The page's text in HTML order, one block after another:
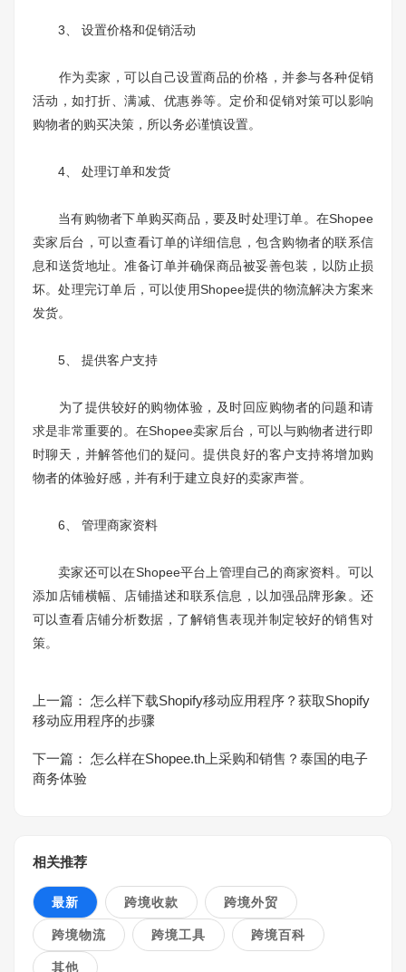
3、 设置价格和促销活动
作为卖家，可以自己设置商品的价格，并参与各种促销
活动，如打折、满减、优惠券等。定价和促销对策可以影响
购物者的购买决策，所以务必谨慎设置。
4、 处理订单和发货
当有购物者下单购买商品，要及时处理订单。在Shopee
卖家后台，可以查看订单的详细信息，包含购物者的联系信
息和送货地址。准备订单并确保商品被妥善包装，以防止损
坏。处理完订单后，可以使用Shopee提供的物流解决方案来
发货。
5、 提供客户支持
为了提供较好的购物体验，及时回应购物者的问题和请
求是非常重要的。在Shopee卖家后台，可以与购物者进行即
时聊天，并解答他们的疑问。提供良好的客户支持将增加购
物者的体验好感，并有利于建立良好的卖家声誉。
6、 管理商家资料
卖家还可以在Shopee平台上管理自己的商家资料。可以
添加店铺横幅、店铺描述和联系信息，以加强品牌形象。还
可以查看店铺分析数据，了解销售表现并制定较好的销售对
策。
上一篇： 怎么样下载Shopify移动应用程序？获取Shopify
移动应用程序的步骤
下一篇： 怎么样在Shopee.th上采购和销售？泰国的电子
商务体验
相关推荐
最新 跨境收款 跨境外贸
跨境物流 跨境工具 跨境百科
其他